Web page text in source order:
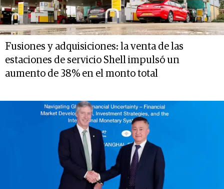
Fusiones y adquisiciones: la venta de las
estaciones de servicio Shell impulsó un
aumento de 38% en el monto total